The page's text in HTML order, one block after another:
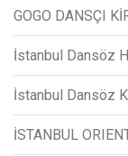
GOGO DANSÇI
İstanbul Dansöz
İstanbul Dansöz
İSTANBUL